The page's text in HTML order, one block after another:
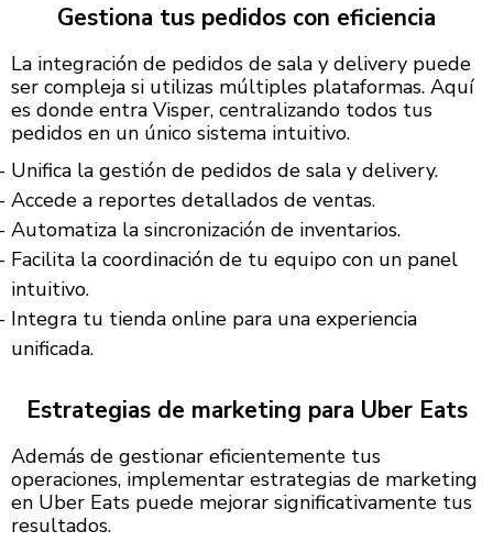
Gestiona tus pedidos con eficiencia
La integración de pedidos de sala y delivery puede
ser compleja si utilizas múltiples plataformas. Aquí
es donde entra Visper, centralizando todos tus
pedidos en un único sistema intuitivo.
Unifica la gestión de pedidos de sala y delivery.
Accede a reportes detallados de ventas.
Automatiza la sincronización de inventarios.
Facilita la coordinación de tu equipo con un panel
intuitivo.
Integra tu tienda online para una experiencia
unificada.
Estrategias de marketing para Uber Eats
Además de gestionar eficientemente tus
operaciones, implementar estrategias de marketing
en Uber Eats puede mejorar significativamente tus
resultados.